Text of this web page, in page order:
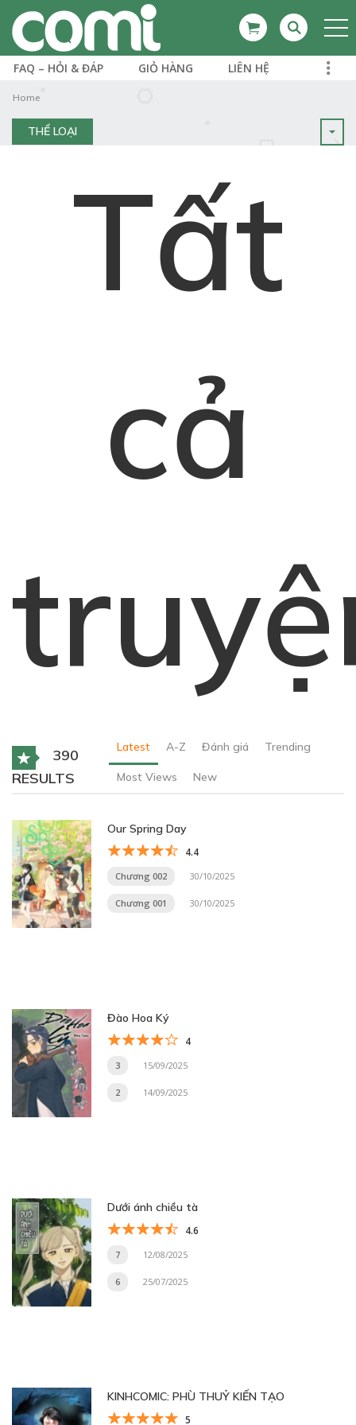
FAQ – HỎI & ĐÁP GIỎ HÀNG LIÊN HỆ
Home
THỂ LOẠI
Tất
cả
390
RESULTS
Latest A-Z Đánh giá Trending
Most Views New
Our Spring Day
4.4
Chương 002 30/10/2025
Chương 001 30/10/2025
Đào Hoa Ký
4
3 15/09/2025
2 14/09/2025
Dưới ánh chiều tà
4.6
7 12/08/2025
6 25/07/2025
KINHCOMIC: PHÙ THUỶ KIẾN TẠO
5